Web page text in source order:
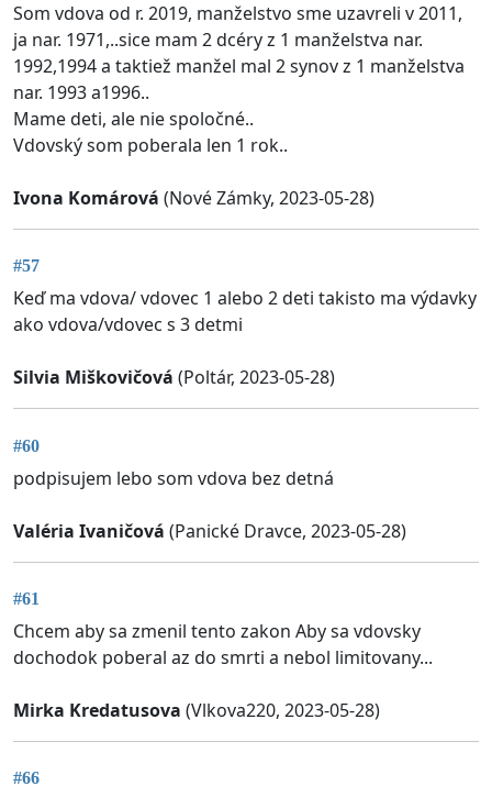
Som vdova od r. 2019, manželstvo sme uzavreli v 2011,
ja nar. 1971,..sice mam 2 dcéry z 1 manželstva nar.
1992,1994 a taktiež manžel mal 2 synov z 1 manželstva
nar. 1993 a1996..
Mame deti, ale nie spoločné..
Vdovský som poberala len 1 rok..
Ivona Komárová (Nové Zámky, 2023-05-28)
#57
Keď ma vdova/ vdovec 1 alebo 2 deti takisto ma výdavky
ako vdova/vdovec s 3 detmi
Silvia Miškovičová (Poltár, 2023-05-28)
#60
podpisujem lebo som vdova bez detná
Valéria Ivaničová (Panické Dravce, 2023-05-28)
#61
Chcem aby sa zmenil tento zakon Aby sa vdovsky
dochodok poberal az do smrti a nebol limitovany...
Mirka Kredatusova (Vlkova220, 2023-05-28)
#66